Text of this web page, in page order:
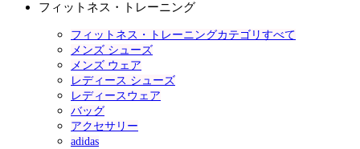
フィットネス・トレーニング
フィットネス・トレーニングカテゴリすべて
メンズ シューズ
メンズ ウェア
レディース シューズ
レディースウェア
バッグ
アクセサリー
adidas